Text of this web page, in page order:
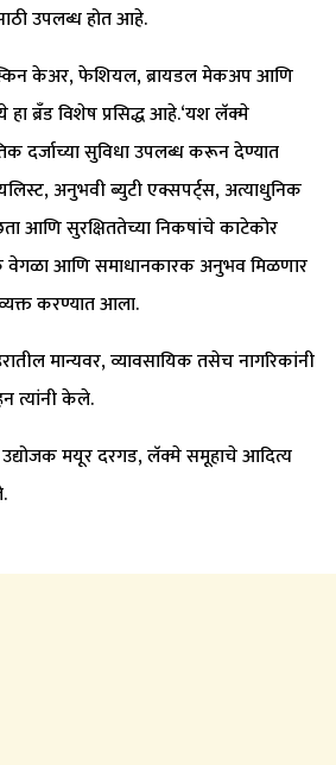
उपलब्ध होत आहे.
केअर, फेशियल, ब्रायडल मेकअप आणि
ब्रँड विशेष प्रसिद्ध आहे.‘यश लॅक्मे
दर्जाच्या सुविधा उपलब्ध करून देण्यात
अनुभवी ब्युटी एक्सपर्ट्स, अत्याधुनिक
आणि सुरक्षिततेच्या निकषांचे काटेकोर
वेगळा आणि समाधानकारक अनुभव मिळणार
करण्यात आला.
मान्यवर, व्यावसायिक तसेच नागरिकांनी
त्यांनी केले.
मयूर दरगड, लॅक्मे समूहाचे आदित्य